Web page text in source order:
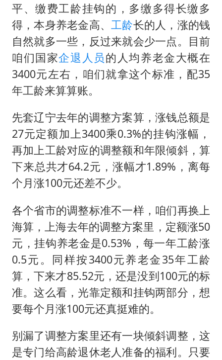
平、缴费工龄挂钩的，多缴多得长缴多
得，本身养老金高、工龄长的人，涨的钱
自然就多一些，反过来就会少一点。目前
咱们国家企退人员的人均养老金大概在
3400元左右，咱们就拿这个标准，配35
年工龄来算算账。
先套辽宁去年的调整方案算，涨钱总额是
27元定额加上3400乘0.3%的挂钩涨幅，
再加上工龄对应的调整额和年限倾斜，算
下来总共才64.2元，涨幅才1.89%，离每
个月涨100元还差不少。
各个省市的调整标准不一样，咱们再换上
海算，上海去年的调整方案里，定额涨50
元，挂钩养老金是0.53%，每一年工龄涨
0.5元。同样按3400元养老金35年工龄
算，下来才85.52元，还是没到100元的标
准。这么看，光靠定额和挂钩两部分，想
要每个月涨100元还真挺难的。
别漏了调整方案里还有一块倾斜调整，这
是专门给高龄退休老人准备的福利。只要